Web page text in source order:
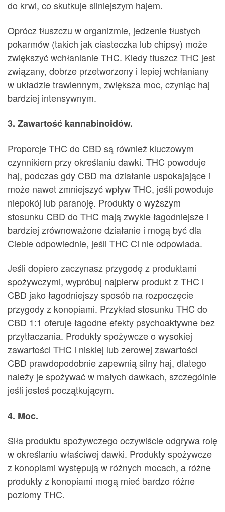
do krwi, co skutkuje silniejszym hajem.
Oprócz tłuszczu w organizmie, jedzenie tłustych
pokarmów (takich jak ciasteczka lub chipsy) może
zwiększyć wchłanianie THC. Kiedy tłuszcz THC jest
związany, dobrze przetworzony i lepiej wchłaniany
w układzie trawiennym, zwiększa moc, czyniąc haj
bardziej intensywnym.
3. Zawartość kannabinoidów.
Proporcje THC do CBD są również kluczowym
czynnikiem przy określaniu dawki. THC powoduje
haj, podczas gdy CBD ma działanie uspokajające i
może nawet zmniejszyć wpływ THC, jeśli powoduje
niepokój lub paranoję. Produkty o wyższym
stosunku CBD do THC mają zwykle łagodniejsze i
bardziej zrównoważone działanie i mogą być dla
Ciebie odpowiednie, jeśli THC Ci nie odpowiada.
Jeśli dopiero zaczynasz przygodę z produktami
spożywczymi, wypróbuj najpierw produkt z THC i
CBD jako łagodniejszy sposób na rozpoczęcie
przygody z konopiami. Przykład stosunku THC do
CBD 1:1 oferuje łagodne efekty psychoaktywne bez
przytłaczania. Produkty spożywcze o wysokiej
zawartości THC i niskiej lub zerowej zawartości
CBD prawdopodobnie zapewnią silny haj, dlatego
należy je spożywać w małych dawkach, szczególnie
jeśli jesteś początkującym.
4. Moc.
Siła produktu spożywczego oczywiście odgrywa rolę
w określaniu właściwej dawki. Produkty spożywcze
z konopiami występują w różnych mocach, a różne
produkty z konopiami mogą mieć bardzo różne
poziomy THC.